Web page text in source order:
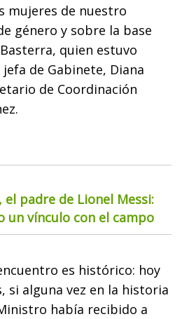
mujeres de nuestro
género y sobre la base
quien estuvo
de Gabinete, Diana
de Coordinación
el padre de Lionel Messi:
un vínculo con el campo
es histórico: hoy
si alguna vez en la historia
había recibido a